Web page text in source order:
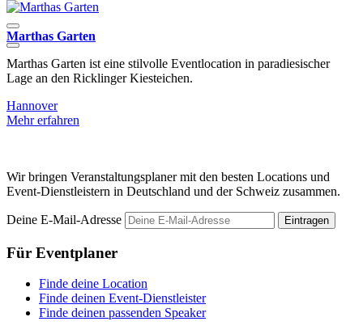
Marthas Garten
Marthas Garten ist eine stilvolle Eventlocation in paradiesischer
Lage an den Ricklinger Kiesteichen.
Hannover
Mehr erfahren
Wir bringen Veranstaltungsplaner mit den besten Locations und
Event-Dienstleistern in Deutschland und der Schweiz zusammen.
Deine E-Mail-Adresse Eintragen
Für Eventplaner
Finde deine Location
Finde deinen Event-Dienstleister
Finde deinen passenden Speaker